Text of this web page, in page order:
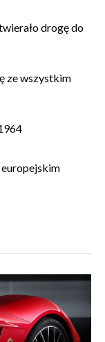
drogę do
ze wszystkim